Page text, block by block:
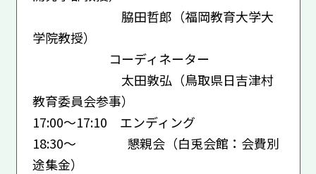
脇田哲郎（福岡教育大学大
学院教授）
コーディネーター
太田敦弘（鳥取県日吉津村
教育委員会参事）
17:00～17:10 エンディング
18:30～ 懇親会（白兎会館：会費別
途集金）